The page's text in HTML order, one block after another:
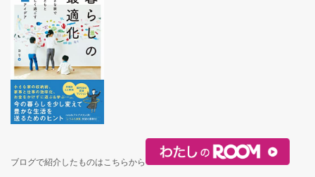
ブログで紹介したものはこちらから